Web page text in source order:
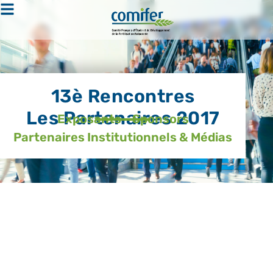
13è Rencontres
Les Partenaires 2017
Exposants - Sponsors
Partenaires Institutionnels & Médias